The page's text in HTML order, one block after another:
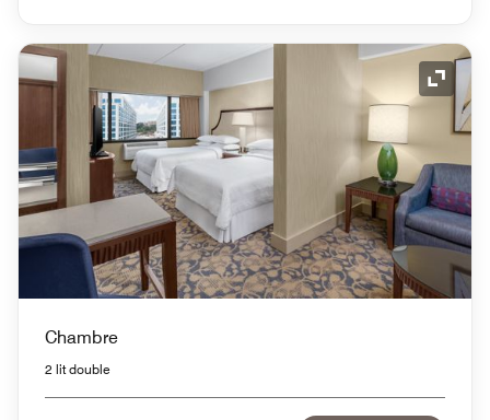
Icône
Chambre
2 lit double